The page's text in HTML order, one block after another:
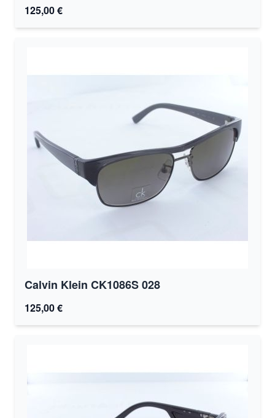
125,00 €
Calvin Klein CK1086S 028
125,00 €